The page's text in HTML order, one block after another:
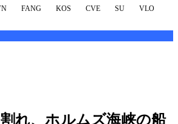
FANG KOS CVE SU
VLO
れ、ホルムズ海峡の船